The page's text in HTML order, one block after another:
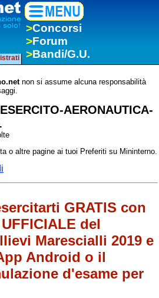
>Concorsi
>Forum
>Bandi/G.U.
non si assume alcuna responsabilità
AERONAUTICA-
o altre pagine ai tuoi Preferiti su Mininterno.
GRATIS con
del
Marescialli 2019 e
Android o il
d'esame per